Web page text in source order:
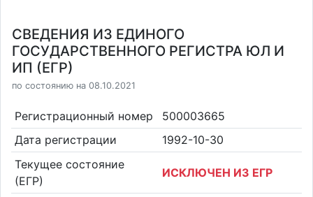
СВЕДЕНИЯ ИЗ ЕДИНОГО
ГОСУДАРСТВЕННОГО РЕГИСТРА ЮЛ И
ИП (ЕГР)
по состоянию на 08.10.2021
Регистрационный номер
500003665
Дата регистрации
1992-10-30
Текущее состояние
(ЕГР)
ИСКЛЮЧЕН ИЗ ЕГР